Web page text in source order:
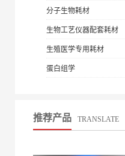
分子生物耗材
生物工艺仪器配套耗材
生殖医学专用耗材
蛋白组学
推荐产品 TRANSLATE